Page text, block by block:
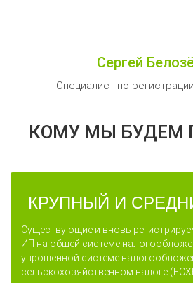
Сергей
Специалист по
КОМУ МЫ БУДЕМ
КРУПНЫЙ И
Существующие и вновь
ИП на общей системе
упрощенной системе
сельскохозяйственном налоге